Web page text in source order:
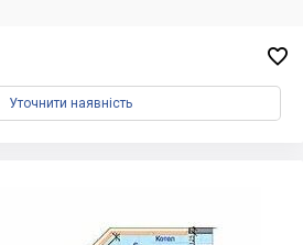

Уточнити наявність